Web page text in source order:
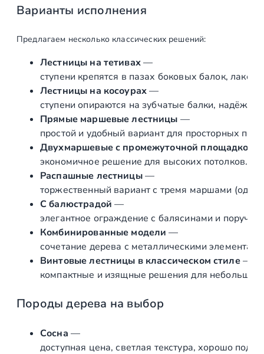
н
ц
Варианты исполнения
Предлагаем несколько классическихрешений:
Лестницы на тетивах—
ступени крепятся в пазах боковых балок,
Лестницы на косоурах—
ступени опираются на зубчатые балки, надёжная
Прямыемаршевыелестницы —
простой и удобный вариантдля просторных
Двухмаршевыес промежуточной площадкой
экономичное решение для высоких потолков.
Распашные лестницы—
торжественный вариантс тремя маршами (один
Сбалюстрадой —
элегантное ограждение с балясинами и
Комбинированные модели —
сочетание дерева с металлическими
Винтовыелестницы вклассическом стиле—
компактные и изящные решения для небольших
Породы дерева на выбор
Сосна —
доступная цена, светлая текстура, хорошо